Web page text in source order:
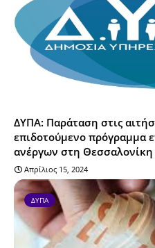
ΔΥΠΑ: Παράταση στις
επιδοτούμενο πρόγραμμα
ανέργων στη Θεσσαλονίκη
Απρίλιος 15, 2024
ΔΥΠΑ